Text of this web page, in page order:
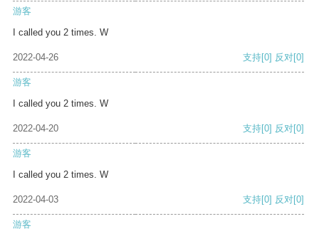
游客
I called you 2 times. W
2022-04-26 支持[0] 反对[0]
游客
I called you 2 times. W
2022-04-20 支持[0] 反对[0]
游客
I called you 2 times. W
2022-04-03 支持[0] 反对[0]
游客